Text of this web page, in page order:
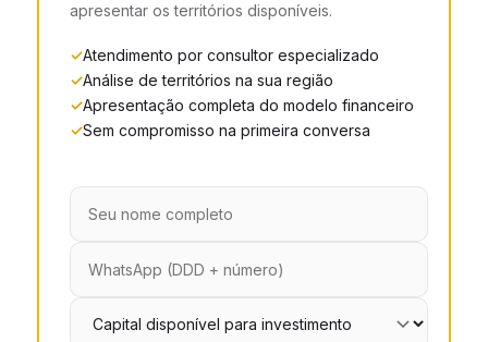
apresentar os territórios disponíveis.
Atendimento por consultor especializado
Análise de territórios na sua região
Apresentação completa do modelo financeiro
Sem compromisso na primeira conversa